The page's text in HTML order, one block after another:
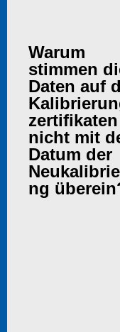
Warum
stimmen
Daten auf
zertifikaten
nicht mit
Datum der
ng